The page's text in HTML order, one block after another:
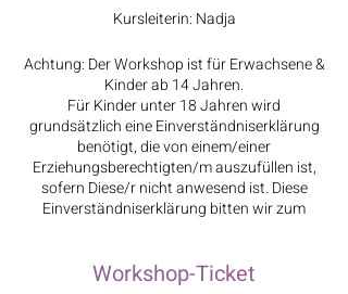
Kursleiterin: Nadja
Achtung: Der Workshop ist für Erwachsene &
Kinder ab 14 Jahren.
Für Kinder unter 18 Jahren wird
grundsätzlich eine Einverständniserklärung
benötigt, die von einem/einer
Erziehungsberechtigten/m auszufüllen ist,
sofern Diese/r nicht anwesend ist. Diese
Einverständniserklärung bitten wir zum
Workshop-Ticket